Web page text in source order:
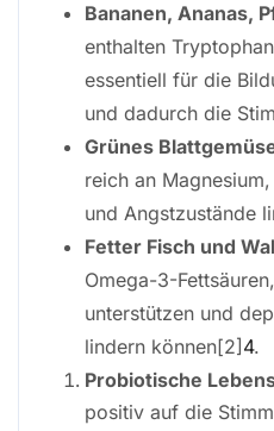
Bananen, Ananas,
enthalten
essentiell für die
und dadurch die
Grünes
reich an
und Angstzustände
Fetter Fisch und
Omega-3-
unterstützen und
lindern können[2] 4.
Probiotische
positiv auf die